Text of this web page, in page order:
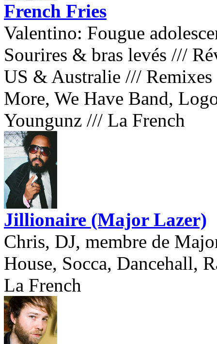
French Fries
Valentino: Fougue
Sourires & bras levés ///
US & Australie ///
More, We Have Band,
Youngunz /// La French
Jillionaire (Major Lazer)
Chris, DJ, membre de
House, Socca, Dancehall,
La French